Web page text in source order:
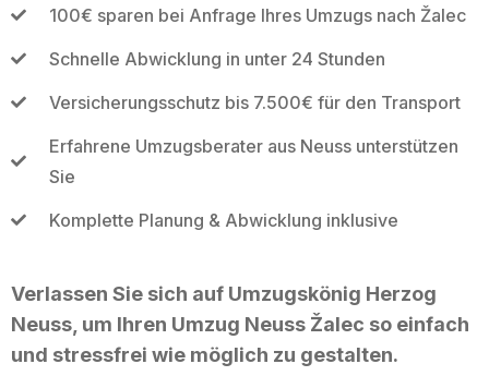
100€ sparen bei Anfrage Ihres Umzugs nach Žalec
Schnelle Abwicklung in unter 24 Stunden
Versicherungsschutz bis 7.500€ für den Transport
Erfahrene Umzugsberater aus Neuss unterstützen
Sie
Komplette Planung & Abwicklung inklusive
Verlassen Sie sich auf Umzugskönig Herzog
Neuss, um Ihren Umzug Neuss Žalec so einfach
und stressfrei wie möglich zu gestalten.